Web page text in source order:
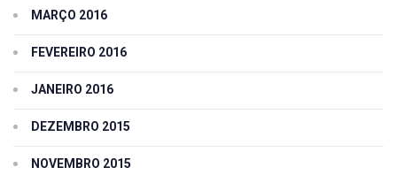
MARÇO 2016
FEVEREIRO 2016
JANEIRO 2016
DEZEMBRO 2015
NOVEMBRO 2015